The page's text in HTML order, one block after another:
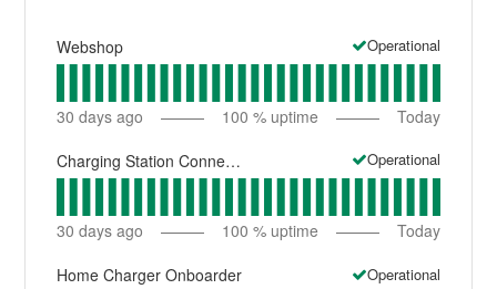
Webshop Operational
30 days ago 100 % uptime Today
Charging Station Connectivity Tester Operational
30 days ago 100 % uptime Today
Home Charger Onboarder Operational